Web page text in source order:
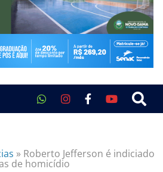
» Roberto Jefferson é indiciado
de homicídio